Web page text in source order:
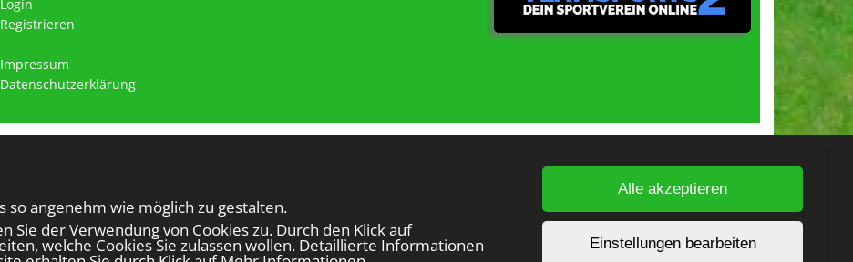
Login
Registrieren
Impressum
Datenschutzerklärung